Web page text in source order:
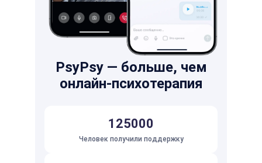
PsyPsy — больше, чем
онлайн-психотерапия
125000
Человек получили поддержку